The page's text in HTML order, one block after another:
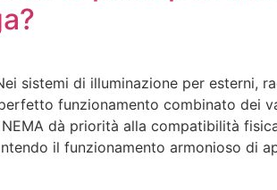
sistemi di illuminazione per esterni,
funzionamento combinato dei
dà priorità alla compatibilità
il funzionamento armonioso di